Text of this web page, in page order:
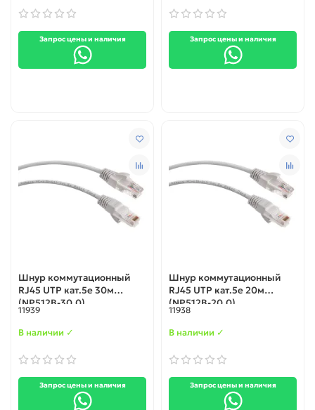
Запрос цены и наличия Запрос цены и наличия
Шнур коммутационный
RJ45 UTP кат.5е 30м
(NP512B-30.0)
11939
В наличии ✓
Запрос цены и наличия
Шнур коммутационный
RJ45 UTP кат.5е 20м
(NP512B-20.0)
11938
В наличии ✓
Запрос цены и наличия